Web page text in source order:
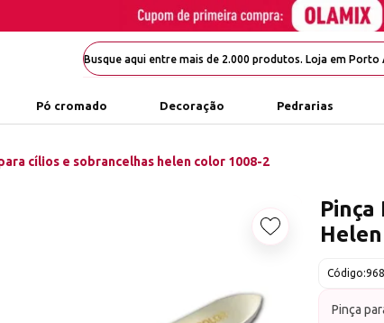
Pó cromado Decoração Pedrarias
cílios e sobrancelhas helen color 1008-2
Adicionar aos
Pinça
Código:
Pinça